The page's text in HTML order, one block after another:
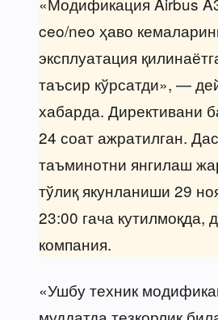
ceo/neo ҳаво
эксплуатация
таъсир кўрсатди», —
хабарда. Директивани
24 соат ажратилган.
таъминотни янгилаш
тўлиқ якунланиши 29
23:00 гача кутилмоқда,
компания.
«Ушбу техник